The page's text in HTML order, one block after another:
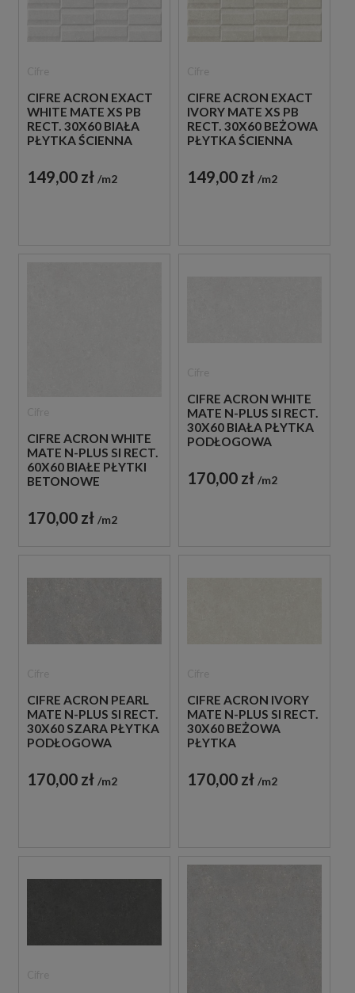
CIFRE ACRON EXACT
WHITE MATE XS PB
RECT. 30X60 BIAŁA
PŁYTKA ŚCIENNA
149,00 zł m2
CIFRE ACRON EXACT
IVORY MATE XS PB
RECT. 30X60 BEŻOWA
PŁYTKA ŚCIENNA
149,00 zł m2
CIFRE ACRON WHITE
MATE N-PLUS SI RECT.
60X60 BIAŁE PŁYTKI
BETONOWE
170,00 zł m2
CIFRE ACRON WHITE
MATE N-PLUS SI RECT.
30X60 BIAŁA PŁYTKA
PODŁOGOWA
170,00 zł m2
CIFRE ACRON PEARL
MATE N-PLUS SI RECT.
30X60 SZARA PŁYTKA
PODŁOGOWA
170,00 zł m2
CIFRE ACRON IVORY
MATE N-PLUS SI RECT.
30X60 BEŻOWA
PŁYTKA
170,00 zł m2